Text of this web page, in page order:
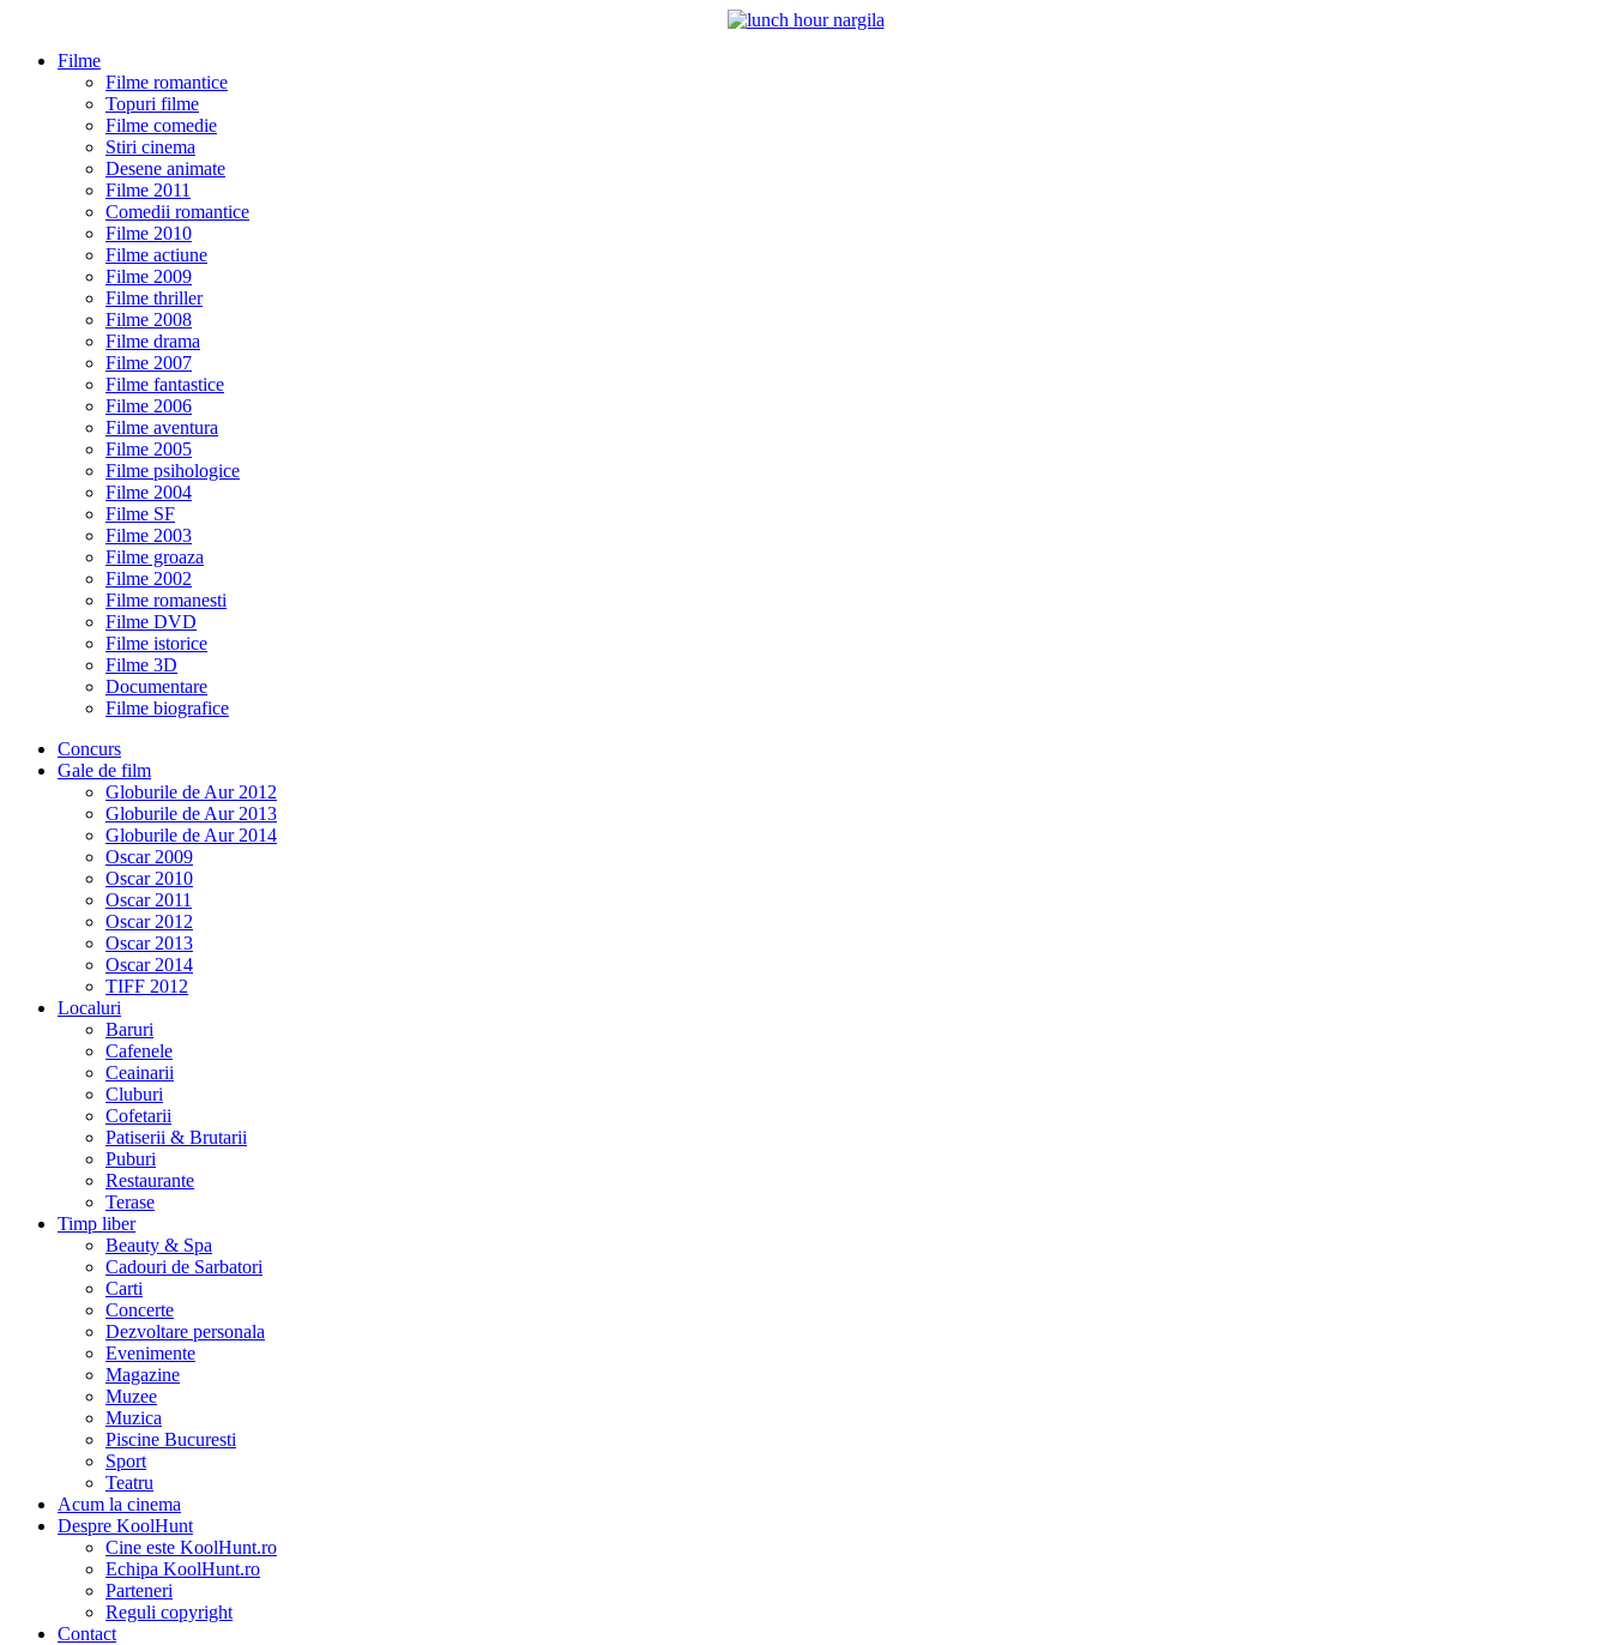
Filme
Filme romantice
Topuri filme
Filme comedie
Stiri cinema
Desene animate
Filme 2011
Comedii romantice
Filme 2010
Filme actiune
Filme 2009
Filme thriller
Filme 2008
Filme drama
Filme 2007
Filme fantastice
Filme 2006
Filme aventura
Filme 2005
Filme psihologice
Filme 2004
Filme SF
Filme 2003
Filme groaza
Filme 2002
Filme romanesti
Filme DVD
Filme istorice
Filme 3D
Documentare
Filme biografice
Concurs
Gale de film
Globurile de Aur 2012
Globurile de Aur 2013
Globurile de Aur 2014
Oscar 2009
Oscar 2010
Oscar 2011
Oscar 2012
Oscar 2013
Oscar 2014
TIFF 2012
Localuri
Baruri
Cafenele
Ceainarii
Cluburi
Cofetarii
Patiserii & Brutarii
Puburi
Restaurante
Terase
Timp liber
Beauty & Spa
Cadouri de Sarbatori
Carti
Concerte
Dezvoltare personala
Evenimente
Magazine
Muzee
Muzica
Piscine Bucuresti
Sport
Teatru
Acum la cinema
Despre KoolHunt
Cine este KoolHunt.ro
Echipa KoolHunt.ro
Parteneri
Reguli copyright
Contact